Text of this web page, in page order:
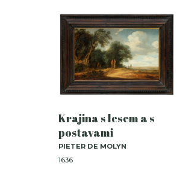
Krajina s lesem a s
postavami
PIETER DE MOLYN
1636